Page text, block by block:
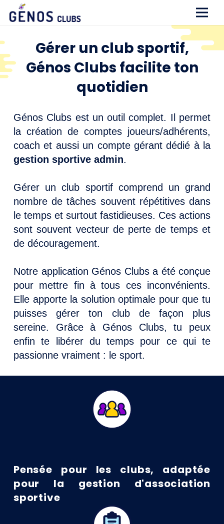
Gérer un club sportif,
Génos Clubs facilite ton
quotidien
Génos Clubs est un outil complet. Il permet
la création de comptes joueurs/adhérents,
coach et aussi un compte gérant dédié à la
gestion sportive admin.
Gérer un club sportif comprend un grand
nombre de tâches souvent répétitives dans
le temps et surtout fastidieuses. Ces actions
sont souvent vecteur de perte de temps et
de découragement.
Notre application Génos Clubs a été conçue
pour mettre fin à tous ces inconvénients.
Elle apporte la solution optimale pour que tu
puisses gérer ton club de façon plus
sereine. Grâce à Génos Clubs, tu peux
enfin te libérer du temps pour ce qui te
passionne vraiment : le sport.
Pensée pour les clubs, adaptée
pour la gestion d'association
sportive